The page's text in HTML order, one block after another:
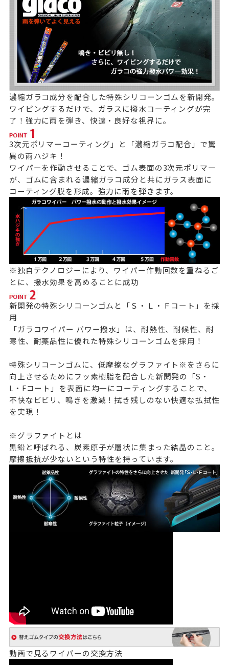
濃縮ガラコ成分を配合した特殊シリコーンゴムを新開発。
ワイピングするだけで、ガラスに撥水コーティングが完
了！ 強力に雨を弾き、快適・良好な視界に。
3次元ポリマーコーティング」と「濃縮ガラコ配合」で驚
異の雨ハジキ！
ワイパーを作動させることで、ゴム表面の3次元ポリマー
が、ゴムに含まれる濃縮ガラコ成分と共にガラス表面に
コーティング膜を形成。強力に雨を弾きます。
※独自テクノロジーにより、ワイパー作動回数を重ねるご
とに、撥水効果を高めることに成功
新開発の特殊シリコーンゴムと「Ｓ・Ｌ・Ｆコート」を採
用
「ガラコワイパー パワー撥水」は、耐熱性、耐候性、耐
寒性、耐薬品性に優れた特殊シリコーンゴムを採用！
特殊シリコーンゴムに、低摩擦なグラファイト※をさらに
向上させるためにフッ素樹脂を配合した新開発の「S・
L・Fコート」を表面に均一にコーティングすることで、
不快なビビリ、鳴きを激減！拭き残しのない快適な払拭性
を実現！
※グラファイトとは
黒鉛と呼ばれる、炭素原子が層状に集まった結晶のこと。
摩擦抵抗が少ないという特性を持っています。
動画で見るワイパーの交換方法